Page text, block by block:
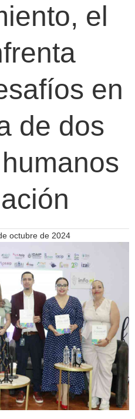
el
en
de dos
octubre de 2024